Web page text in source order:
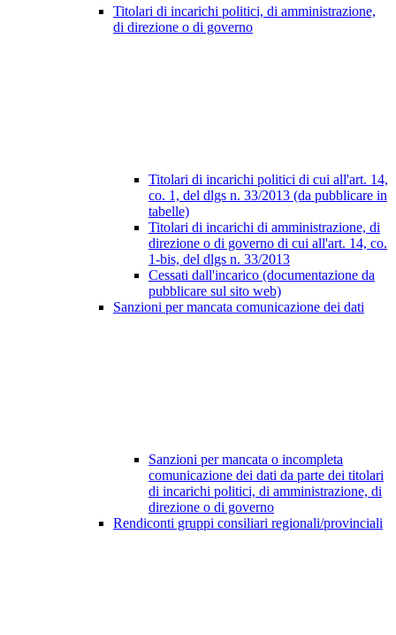
Titolari di incarichi politici, di amministrazione,
di direzione o di governo
Titolari di incarichi politici di cui all'art. 14,
co. 1, del dlgs n. 33/2013 (da pubblicare in
tabelle)
Titolari di incarichi di amministrazione, di
direzione o di governo di cui all'art. 14, co.
1-bis, del dlgs n. 33/2013
Cessati dall'incarico (documentazione da
pubblicare sul sito web)
Sanzioni per mancata comunicazione dei dati
Sanzioni per mancata o incompleta
comunicazione dei dati da parte dei titolari
di incarichi politici, di amministrazione, di
direzione o di governo
Rendiconti gruppi consiliari regionali/provinciali